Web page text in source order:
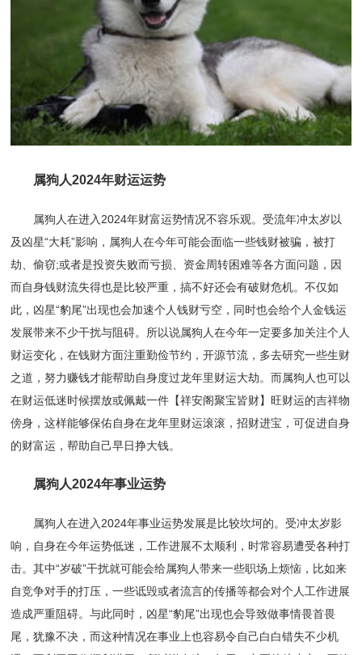
属狗人2024年财运运势
属狗人在进入2024年财富运势情况不容乐观。受流年冲太岁以
及凶星“大耗”影响，属狗人在今年可能会面临一些钱财被骗，被打
劫、偷窃;或者是投资失败而亏损、资金周转困难等各方面问题，因
而自身钱财流失得也是比较严重，搞不好还会有破财危机。不仅如
此，凶星“豹尾”出现也会加速个人钱财亏空，同时也会给个人金钱运
发展带来不少干扰与阻碍。所以说属狗人在今年一定要多加关注个人
财运变化，在钱财方面注重勤俭节约，开源节流，多去研究一些生财
之道，努力赚钱才能帮助自身度过龙年里财运大劫。而属狗人也可以
在财运低迷时候摆放或佩戴一件【祥安阁聚宝皆财】旺财运的吉祥物
傍身，这样能够保佑自身在龙年里财运滚滚，招财进宝，可促进自身
的财富运，帮助自己早日挣大钱。
属狗人2024年事业运势
属狗人在进入2024年事业运势发展是比较坎坷的。受冲太岁影
响，自身在今年运势低迷，工作进展不太顺利，时常容易遭受各种打
击。其中“岁破”干扰就可能会给属狗人带来一些职场上烦恼，比如来
自竞争对手的打压，一些诋毁或者流言的传播等都会对个人工作进展
造成严重阻碍。与此同时，凶星“豹尾”出现也会导致做事情畏首畏
尾，犹豫不决，而这种情况在事业上也容易令自己白白错失不少机